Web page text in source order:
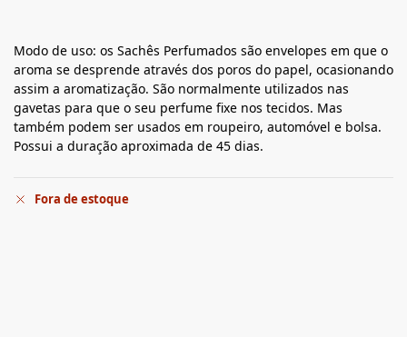
Modo de uso: os Sachês Perfumados são envelopes em que o
aroma se desprende através dos poros do papel, ocasionando
assim a aromatização. São normalmente utilizados nas
gavetas para que o seu perfume fixe nos tecidos. Mas
também podem ser usados em roupeiro, automóvel e bolsa.
Possui a duração aproximada de 45 dias.
Fora de estoque